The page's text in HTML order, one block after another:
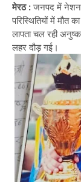
मेरठ :जनपद में
परिस्थितियों में
लापता चल रही
लहर दौड़ गई।